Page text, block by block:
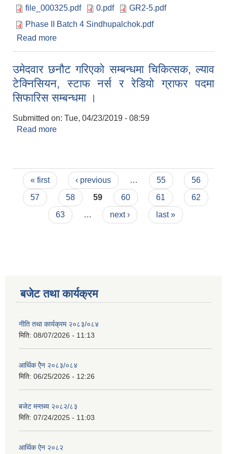
file_000325.pdf
0.pdf
GR2-5.pdf
Phase II Batch 4 Sindhupalchok.pdf
Read more
उमेदवार छनाैट गरिएकाे सम्बन्धमा चिकित्सक, ल्याव
टेक्निसियन, स्टाफ नर्स र रेडियाे ग्राफर पदमा
सिफारिस सम्बन्धमा ।
Submitted on: Tue, 04/23/2019 - 08:59
Read more
Pages
« first ‹ previous … 55
56
57
58 59 60 61
62
63
… next › last »
बजेट तथा कार्यक्रम
नीति तथा कार्यक्रम २०८३/०८४
मिति: 08/07/2026 - 11:13
आर्थिक ऐेन २०८३/०८४
मिति: 06/25/2026 - 12:26
बजेट मन्तब्य २०८२/८३
मिति: 07/24/2025 - 11:03
आर्थिक ऐन २०८२